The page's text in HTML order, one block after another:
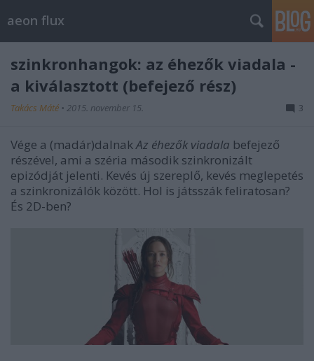
aeon flux
szinkronhangok: az éhezők viadala -
a kiválasztott (befejező rész)
Takács Máté • 2015. november 15. 3
Vége a (madár)dalnakAz éhezők viadala befejező
részével, ami a széria második szinkronizált
epizódját jelenti. Kevés új szereplő, kevés meglepetés
a szinkronizálók között. Hol is játsszák feliratosan?
És 2D-ben?